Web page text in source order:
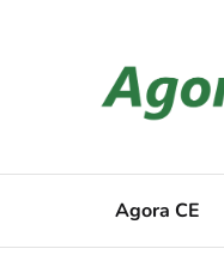
Agora CE